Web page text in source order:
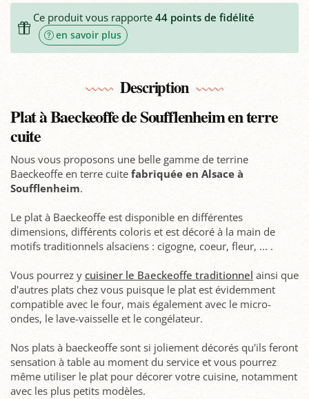
Ce produit vous rapporte44 points de fidélité
en savoir plus
Description
Plat à Baeckeoffe de Soufflenheim en terre
cuite
Nous vous proposons une belle gamme de terrine
Baeckeoffe en terre cuite fabriquée en Alsace à
Soufflenheim.
Le plat à Baeckeoffe est disponible en différentes
dimensions, différents coloris et est décoré à la main de
motifs traditionnels alsaciens : cigogne, coeur, fleur, ... .
Vous pourrez y cuisiner le Baeckeoffe traditionnel ainsi que
d'autres plats chez vous puisque le plat est évidemment
compatible avec le four, mais également avec le micro-
ondes, le lave-vaisselle et le congélateur.
Nos plats à baeckeoffe sont si joliement décorés qu'ils feront
sensation à table au moment du service et vous pourrez
même utiliser le plat pour décorer votre cuisine, notamment
avec les plus petits modèles.